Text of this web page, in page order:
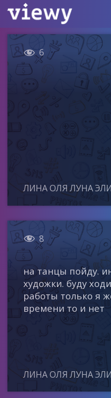
 6
ЛИНА ОЛЯ ЛУНА
 8
на танцы пойду.
художки. буду
работы только я
времени то и нет
ЛИНА ОЛЯ ЛУНА